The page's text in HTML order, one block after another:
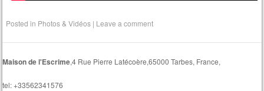
Posted in Photos & Vidéos | Leave a comment
Maison de l'Escrime,4 Rue Pierre Latécoère,65000 Tarbes, France,
tel: +33562341576